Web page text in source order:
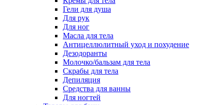
Гели для душа
Для рук
Для ног
Масла для тела
Антицеллюлитный уход и похудение
Дезодоранты
Молочко/бальзам для тела
Скрабы для тела
Депиляция
Средства для ванны
Для ногтей